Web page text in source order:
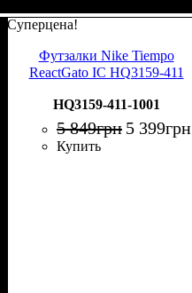
Суперцена!
Футзалки Nike Tiempo
ReactGato IC HQ3159-411
HQ3159-411-1001
5 849грн 5 399грн
Купить